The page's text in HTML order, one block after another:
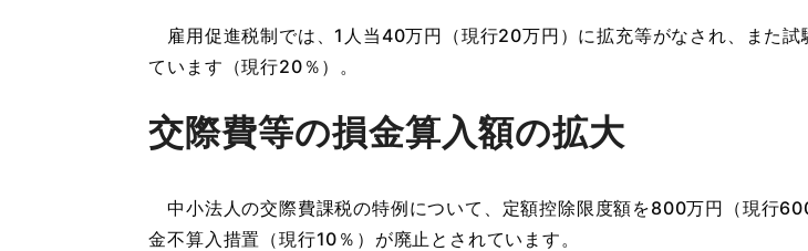
雇用促進税制では、1人当40万円（現行20万円）に拡充等がなされ、また
ています（現行20％）。
交際費等の損金算入額の拡大
中小法人の交際費課税の特例について、定額控除限度額を800万円（現行
金不算入措置（現行10％）が廃止とされています。